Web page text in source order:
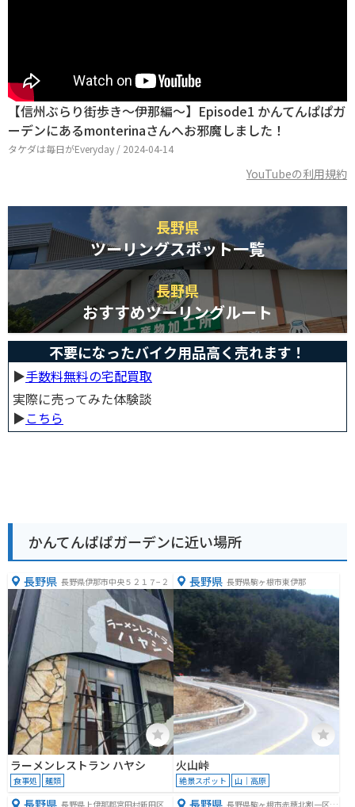
【信州ぶらり街歩き〜伊那編〜】Episode1 かんてんぱぱガ
ーデンにあるmonterinaさんへお邪魔しました！
タケダは毎日がEveryday / 2024-04-14
YouTubeの利用規約
長野県
ツーリングスポット一覧
長野県
おすすめツーリングルート
不要になったバイク用品高く売れます！
▶︎手数料無料の宅配買取
実際に売ってみた体験談
▶︎こちら
かんてんぱぱガーデンに近い場所
長野県 長野県伊那市中央５２１７−２
ラーメンレストラン ハヤシ
食事処 麺類
長野県 長野県駒ヶ根市東伊那
火山峠
絶景スポット 山｜高原
長野県上伊那郡宮田村新田区
長野県駒ヶ根市赤穂北割一区７